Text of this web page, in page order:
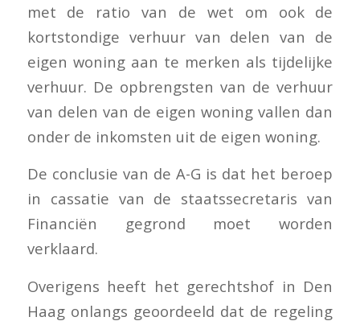
met de ratio van de wet om ook de
kortstondige verhuur van delen van de
eigen woning aan te merken als tijdelijke
verhuur. De opbrengsten van de verhuur
van delen van de eigen woning vallen dan
onder de inkomsten uit de eigen woning.
De conclusie van de A-G is dat het beroep
in cassatie van de staatssecretaris van
Financiën gegrond moet worden
verklaard.
Overigens heeft het gerechtshof in Den
Haag onlangs geoordeeld dat de regeling